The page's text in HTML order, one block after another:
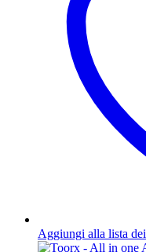
Aggiungi alla lista